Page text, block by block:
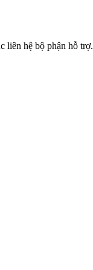
liên hệ bộ phận hỗ trợ.